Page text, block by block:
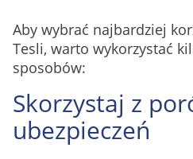
Aby wybrać najbardziej
Tesli, warto wykorzystać
sposobów:
Skorzystaj z
ubezpieczeń